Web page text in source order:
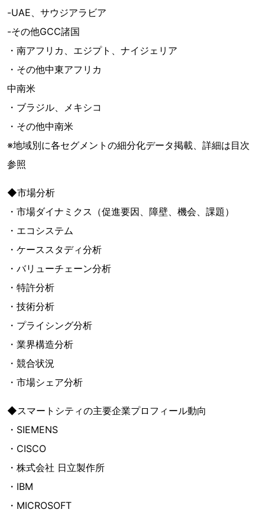
-UAE、サウジアラビア
-その他GCC諸国
・南アフリカ、エジプト、ナイジェリア
・その他中東アフリカ
中南米
・ブラジル、メキシコ
・その他中南米
※地域別に各セグメントの細分化データ掲載、詳細は目次
参照
◆市場分析
・市場ダイナミクス（促進要因、障壁、機会、課題）
・エコシステム
・ケーススタディ分析
・バリューチェーン分析
・特許分析
・技術分析
・プライシング分析
・業界構造分析
・競合状況
・市場シェア分析
◆スマートシティの主要企業プロフィール動向
・SIEMENS
・CISCO
・株式会社 日立製作所
・IBM
・MICROSOFT